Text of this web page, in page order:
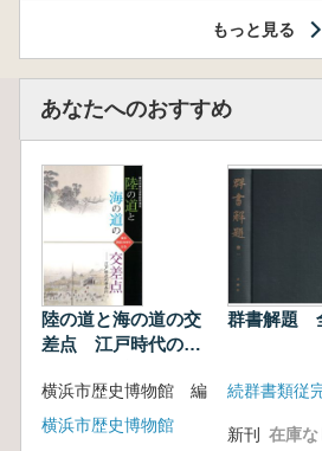
もっと見る
あなたへのおすすめ
陸の道と海の道の交
差点 江戸時代の神
周年記念
横浜市歴史博物館 編
横浜市歴史博物館
群書解題
続群書類従
新刊 在庫な